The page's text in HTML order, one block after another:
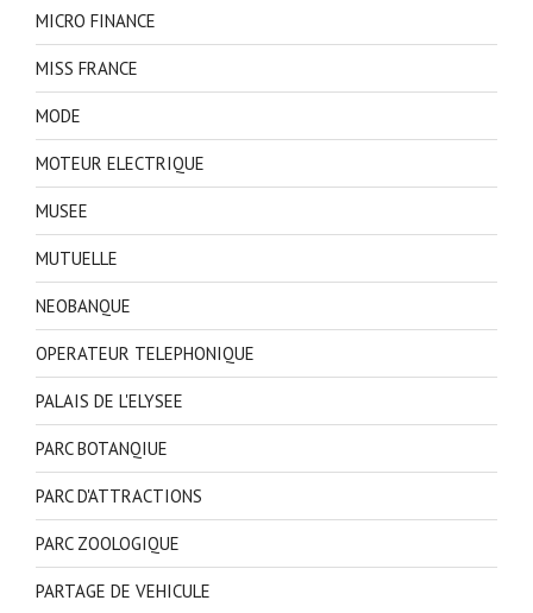
MICRO FINANCE
MISS FRANCE
MODE
MOTEUR ELECTRIQUE
MUSEE
MUTUELLE
NEOBANQUE
OPERATEUR TELEPHONIQUE
PALAIS DE L'ELYSEE
PARC BOTANQIUE
PARC D'ATTRACTIONS
PARC ZOOLOGIQUE
PARTAGE DE VEHICULE